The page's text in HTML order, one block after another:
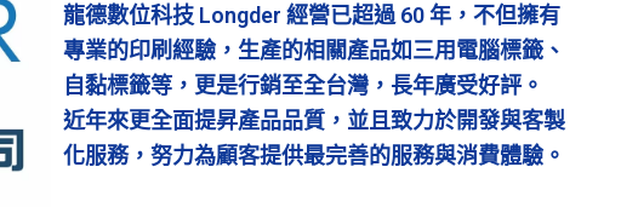
龍德數位科技 Longder 經營已超過 60 年，不但擁有
專業的印刷經驗，生產的相關產品如三用電腦標籤、
自黏標籤等，更是行銷至全台灣，長年廣受好評。
近年來更全面提昇產品品質，並且致力於開發與客製
化服務，努力為顧客提供最完善的服務與消費體驗。